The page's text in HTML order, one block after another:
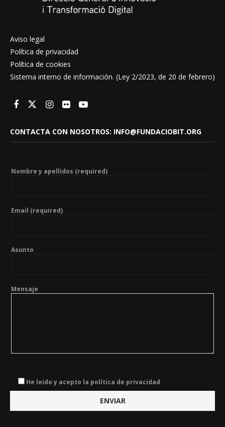
Aviso legal
Política de privacidad
Política de cookies
Sistema interno de información. (Ley 2/2023, de 20 de febrero)
CONTACTA CON NOSOTROS: INFO@FUNDACIOBIT.ORG
Nombre y apellidos (required)
Email (required)
Asunto
Mensaje
He leido y acepto la política de privacidad